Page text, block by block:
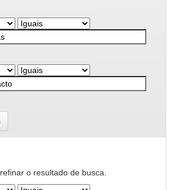
o resultado de busca.